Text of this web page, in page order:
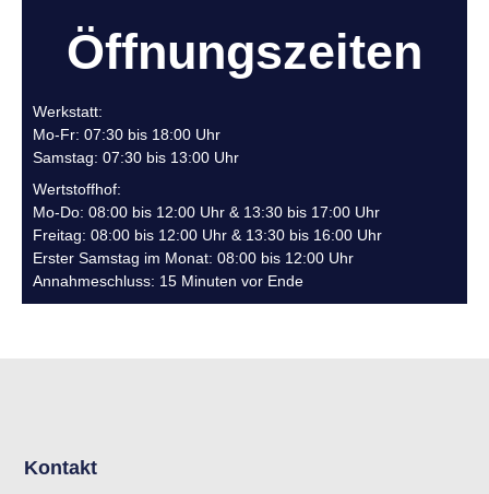
Öffnungszeiten
Werkstatt:
Mo-Fr: 07:30 bis 18:00 Uhr
Samstag: 07:30 bis 13:00 Uhr
Wertstoffhof:
Mo-Do: 08:00 bis 12:00 Uhr & 13:30 bis 17:00 Uhr
Freitag: 08:00 bis 12:00 Uhr & 13:30 bis 16:00 Uhr
Erster Samstag im Monat: 08:00 bis 12:00 Uhr
Annahmeschluss: 15 Minuten vor Ende
Kontakt